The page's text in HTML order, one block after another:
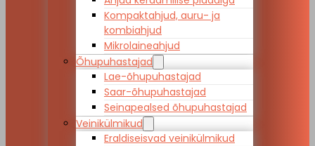
Kompaktahjud, auru- ja
kombiahjud
Mikrolaineahjud
Õhupuhastajad
Lae-õhupuhastajad
Saar-õhupuhastajad
Seinapealsed õhupuhastajad
Veinikülmikud
Eraldiseisvad veinikülmikud